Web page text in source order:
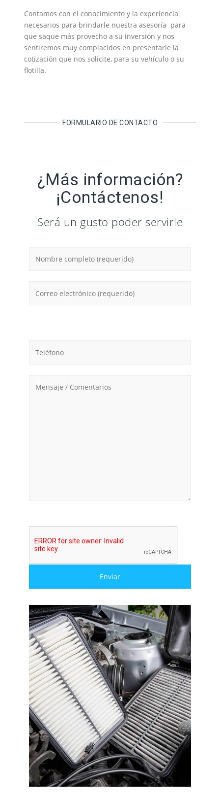
Contamos con el conocimiento y la experiencia
necesarios para brindarle nuestra asesoría para
que saque más provecho a su inversión y nos
sentiremos muy complacidos en presentarle la
cotización que nos solicite, para su vehículo o su
flotilla.
FORMULARIO DE CONTACTO
¿Más información?
¡Contáctenos!
Será un gusto poder servirle